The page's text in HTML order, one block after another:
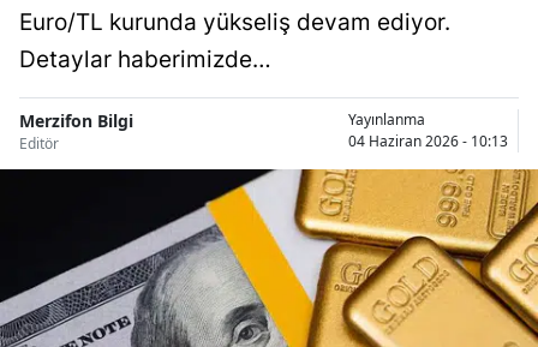
Euro/TL kurunda yükseliş devam ediyor.
Detaylar haberimizde…
Merzifon Bilgi
Editör
Yayınlanma
04 Haziran 2026 - 10:13